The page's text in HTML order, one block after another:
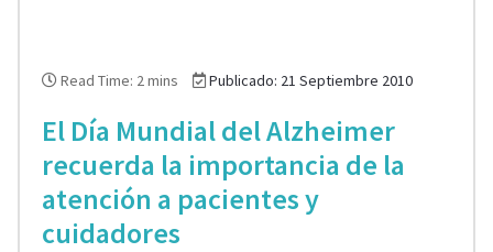
Read Time: 2 mins Publicado: 21 Septiembre 2010
El Día Mundial del Alzheimer
recuerda la importancia de la
atención a pacientes y
cuidadores